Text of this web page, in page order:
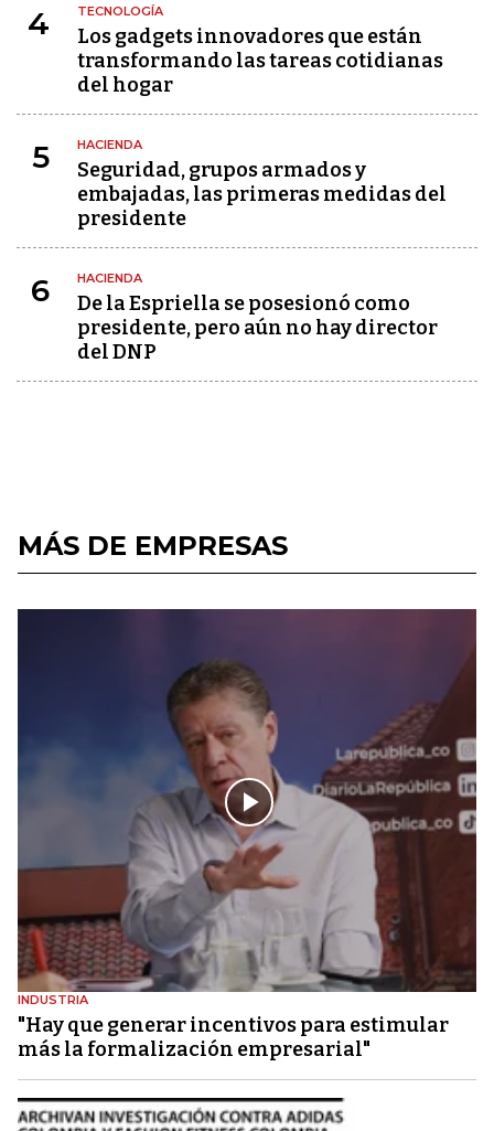
4 TECNOLOGÍA
Los gadgets innovadores que están
transformando las tareas cotidianas
del hogar
5 HACIENDA
Seguridad, grupos armados y
embajadas, las primeras medidas del
presidente
6 HACIENDA
De la Espriella se posesionó como
presidente, pero aún no hay director
del DNP
MÁS DE EMPRESAS
INDUSTRIA
"Hay que generar incentivos para estimular
más la formalización empresarial"